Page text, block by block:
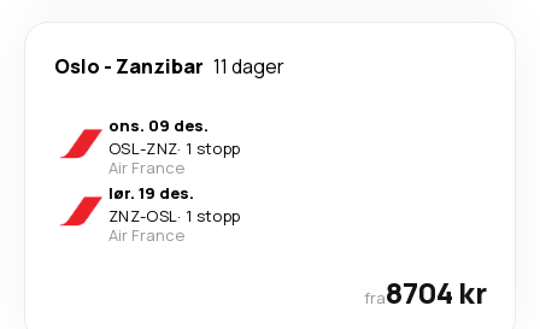
Oslo - Zanzibar 11 dager
ons. 09 des.
OSL-ZNZ· 1 stopp
Air France
lør. 19 des.
ZNZ-OSL· 1 stopp
Air France
fra8704 kr